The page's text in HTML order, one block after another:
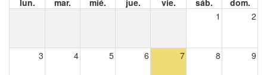
lun. mar. mié. jue. vie. sáb.
dom.
1
2
3 4 5 6 7 8 9